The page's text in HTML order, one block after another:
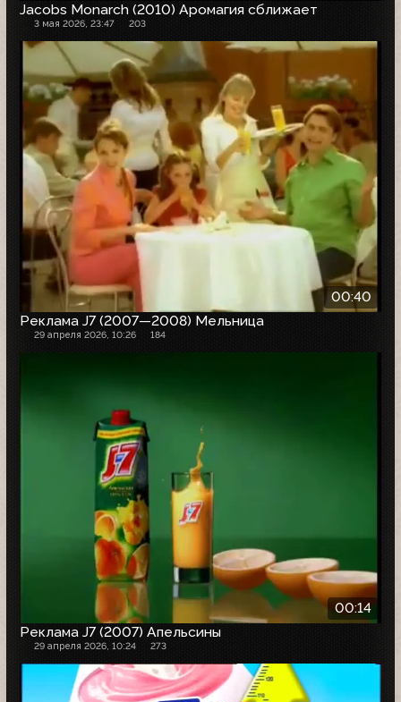
Jacobs Monarch (2010) Аромагия сближает
3 мая 2026, 23:47 203
00:40
Реклама J7 (2007—2008) Мельница
29 апреля 2026, 10:26 184
00:14
Реклама J7 (2007) Апельсины
29 апреля 2026, 10:24 273